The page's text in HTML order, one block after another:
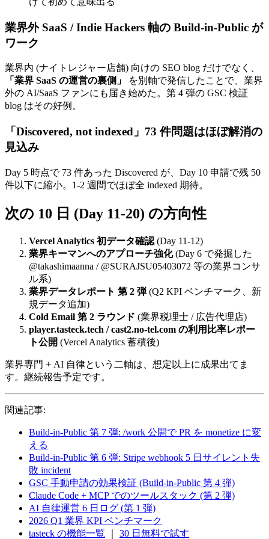
業界外 SaaS / Indie Hackers 軸の Build-in-Public が
ワーク
業界内 (ナイトレジャー店舗) 向けの SEO blog だけでなく、
「業界 SaaS の運営の裏側」
を別軸で発信したことで、業界
外の AI/SaaS ファンにも届き始めた。第 4 弾の GSC 検証
blog はその好例。
「Discovered, not indexed」73 件問題はほぼ解消の
見込み
Day 5 時点で 73 件あった Discovered が、Day 10 申請で残 50
件以下に縮小。1-2 週間でほぼ全 indexed 期待。
次の 10 日 (Day 11-20) の方向性
Vercel Analytics 初データ確認 (Day 11-12)
業界キーマンへのアプローチ強化(Day 6 で発掘した
@takashimaanna / @SURAJSU05403072 等の業界コンサ
ル系)
業界データレポート 第 2 弾(Q2 KPI ベンチマーク、新
規データ追加)
Cold Email 第 2 ラウンド (業界税理士 / 広告代理店)
player.tasteck.tech / cast2.no-tel.com の利用比率レポー
ト公開 (Vercel Analytics 蓄積後)
業界専門 + AI 自律という二軸は、想定以上に成果出てま
す。継続報告予定です。
関連記事:
Build-in-Public 第 7 弾: /work 公開で PR を monetize に変
える
Build-in-Public 第 6 弾: Stripe webhook 5 日サイレント失
敗 incident
GSC 手動申請の効果検証 (Build-in-Public 第 4 弾)
Claude Code + MCP でのツールスタック (第 2 弾)
AI 自律運営 6 日ログ (第 1 弾)
2026 Q1 業界 KPI ベンチマーク
tasteck の機能一覧
30 日無料で試す